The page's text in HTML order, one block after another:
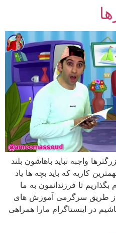
واجبه نباید باهاشون بلند
کاریه که باید بچه ها یاد
تا فرزندانمون به ما
از طریق سرگرمی آموزش های
در اینستاگرام مارا همراهی